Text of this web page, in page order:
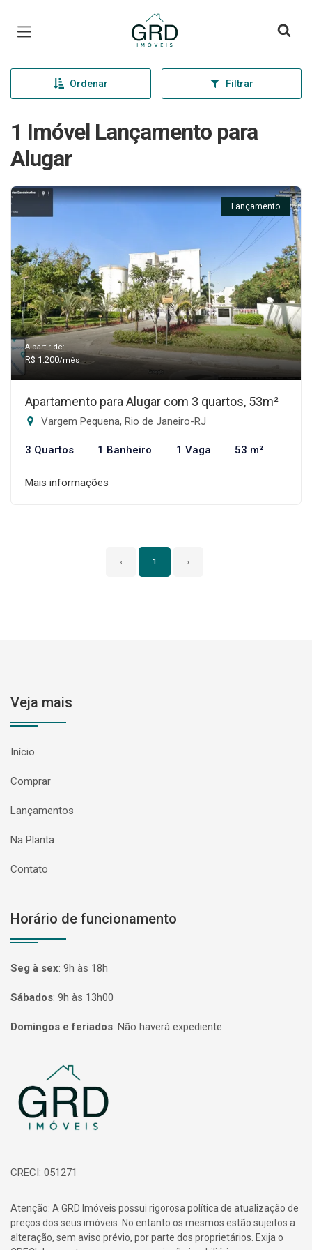
Página inicial
Ordenar Filtrar
1 Imóvel Lançamento para
Alugar
Lançamento
A partir de:
R$ 1.200/mês
Apartamento para Alugar com 3 quartos, 53m²
Vargem Pequena, Rio de Janeiro-RJ
3 Quartos 1 Banheiro 1 Vaga 53 m²
Mais informações
‹ 1 ›
Veja mais
Início
Comprar
Lançamentos
Na Planta
Contato
Horário de funcionamento
Seg à sex: 9h às 18h
Sábados: 9h às 13h00
Domingos e feriados: Não haverá expediente
Página inicial
CRECI: 051271
Atenção: A GRD Imóveis possui rigorosa política de atualização de
preços dos seus imóveis. No entanto os mesmos estão sujeitos a
alteração, sem aviso prévio, por parte dos proprietários. Exija o